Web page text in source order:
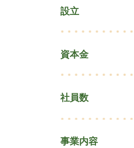
設立
資本金
社員数
事業内容